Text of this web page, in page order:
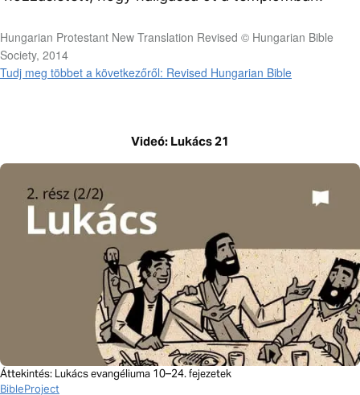
Hungarian Protestant New Translation Revised © Hungarian Bible
Society, 2014
Tudj meg többet a következőről: Revised Hungarian Bible
Videó: Lukács 21
Áttekintés: Lukács evangéliuma 10–24. fejezetek
BibleProject